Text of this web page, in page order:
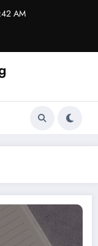
AM
meine Werke zu teilen!